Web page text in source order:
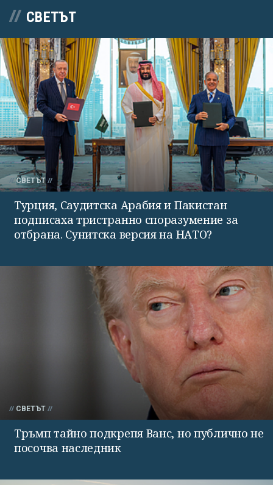
СВЕТЪТ
СВЕТЪТ
Турция, Саудитска Арабия и Пакистан
подписаха тристранно споразумение за
отбрана. Сунитска версия на НАТО?
СВЕТЪТ
Тръмп тайно подкрепя Ванс, но публично не
посочва наследник